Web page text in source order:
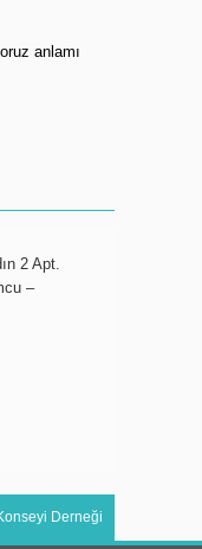
anlamı
2 Apt.
–
Derneği